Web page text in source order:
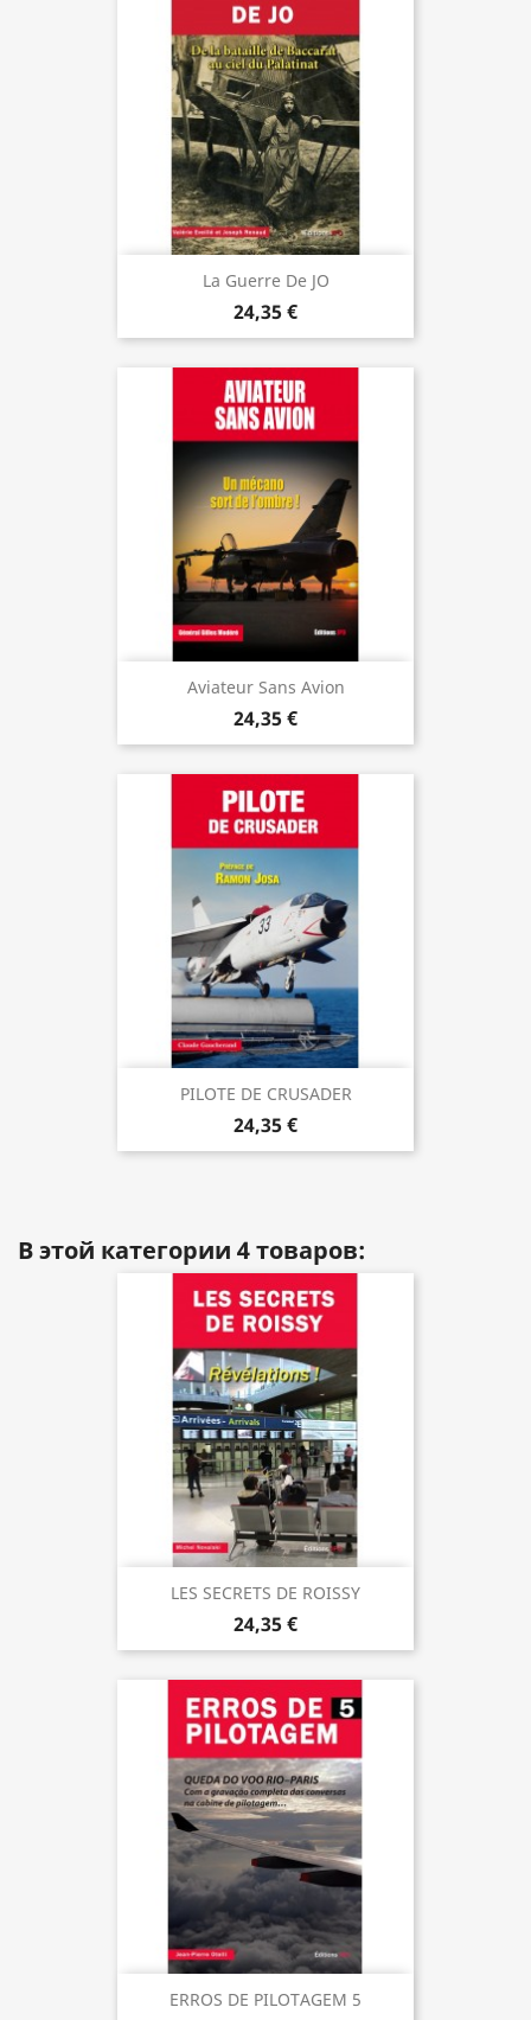
La Guerre De JO
24,35 €
Aviateur Sans Avion
24,35 €
PILOTE DE CRUSADER
24,35 €
В этой категории 4 товаров:
LES SECRETS DE ROISSY
24,35 €
ERROS DE PILOTAGEM 5